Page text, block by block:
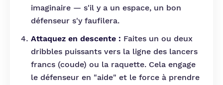
imaginaire — s'il y a un espace, un bon
défenseur s'y faufilera.
Attaquez en descente : Faites un ou deux
dribbles puissants vers la ligne des lancers
francs (coude) ou la raquette. Cela engage
le défenseur en "aide" et le force à prendre